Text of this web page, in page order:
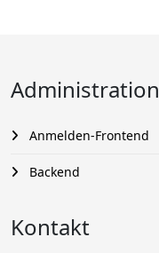
Administration
Anmelden-Frontend
Backend
Kontakt